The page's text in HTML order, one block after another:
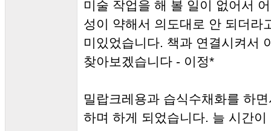
미술 작업을 해 볼 일이 없어서
성이 약해서 의도대로 안 되더라
미있었습니다. 책과 연결시켜서
찾아보겠습니다 - 이정*
밀랍크레용과 습식수채화를 하
하며 하게 되었습니다. 늘 시간